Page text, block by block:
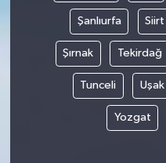
Şanlıurfa Siirt
Şırnak Tekirdağ
Tunceli Uşak
Yozgat